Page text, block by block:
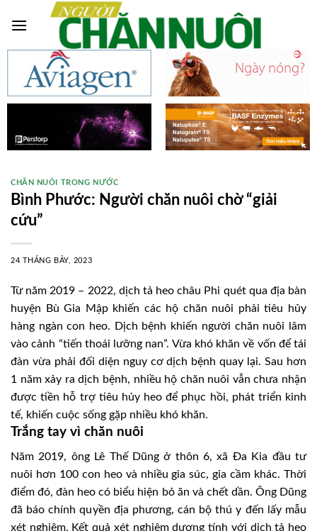
CHĂN NUÔI TRONG NƯỚC
Bình Phước: Người chăn nuôi chờ “giải
cứu”
24 THÁNG BẢY, 2023
Từ năm 2019 – 2022, dịch tả heo châu Phi quét qua địa bàn
huyện Bù Gia Mập khiến các hộ chăn nuôi phải tiêu hủy
hàng ngàn con heo. Dịch bệnh khiến người chăn nuôi lâm
vào cảnh “tiến thoái lưỡng nan”. Vừa khó khăn về vốn để tái
đàn vừa phải đối diện nguy cơ dịch bệnh quay lại. Sau hơn
1 năm xảy ra dịch bệnh, nhiều hộ chăn nuôi vẫn chưa nhận
được tiền hỗ trợ tiêu hủy heo để phục hồi, phát triển kinh
tế, khiến cuộc sống gặp nhiều khó khăn.
Trắng tay vì chăn nuôi
Năm 2019, ông Lê Thế Dũng ở thôn 6, xã Đa Kia đầu tư
nuôi hơn 100 con heo và nhiều gia súc, gia cầm khác. Thời
điểm đó, đàn heo có biểu hiện bỏ ăn và chết dần. Ông Dũng
đã báo chính quyền địa phương, cán bộ thú y đến lấy mẫu
xét nghiệm. Kết quả xét nghiệm dương tính với dịch tả heo